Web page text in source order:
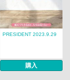
PRESIDENT 2023.9.29
購入